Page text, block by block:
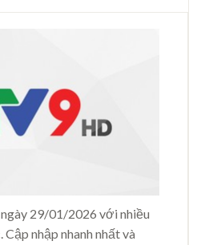
29/01/2026 với nhiều
nhập nhanh nhất và